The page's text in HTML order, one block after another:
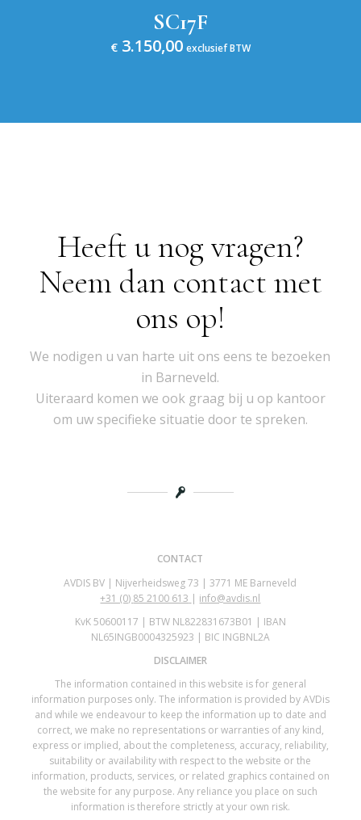
SC17F
€3.150,00 exclusief BTW
Heeft u nog vragen?
Neem dan contact met
ons op!
We nodigen u van harte uit ons eens te bezoeken
in Barneveld.
Uiteraard komen we ook graag bij u op kantoor
om uw specifieke situatie door te spreken.
CONTACT
AVDIS BV | Nijverheidsweg 73 | 3771 ME Barneveld
+31 (0) 85 2100 613 | info@avdis.nl
KvK 50600117 | BTW NL822831673B01 | IBAN
NL65INGB0004325923 | BIC INGBNL2A
DISCLAIMER
The information contained in this website is for general
information purposes only. The information is provided by AVDis
and while we endeavour to keep the information up to date and
correct, we make no representations or warranties of any kind,
express or implied, about the completeness, accuracy, reliability,
suitability or availability with respect to the website or the
information, products, services, or related graphics contained on
the website for any purpose. Any reliance you place on such
information is therefore strictly at your own risk.